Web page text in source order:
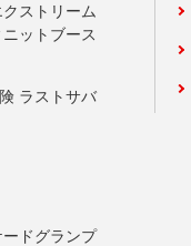
ストリーム
ットブース
ラストサバ
ドグランプ